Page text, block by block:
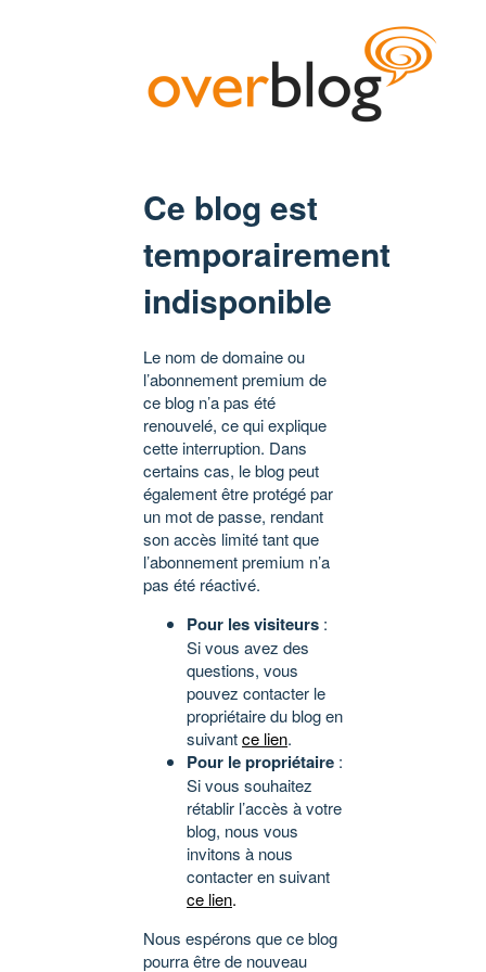
Ce blog est
temporairement
indisponible
Le nom de domaine ou
l’abonnement premium de
ce blog n’a pas été
renouvelé, ce qui explique
cette interruption. Dans
certains cas, le blog peut
également être protégé par
un mot de passe, rendant
son accès limité tant que
l’abonnement premium n’a
pas été réactivé.
Pour les visiteurs :
Si vous avez des
questions, vous
pouvez contacter le
propriétaire du blog en
suivantce lien.
Pour le propriétaire :
Si vous souhaitez
rétablir l’accès à votre
blog, nous vous
invitons à nous
contacter en suivant
ce lien.
Nous espérons que ce blog
pourra être de nouveau